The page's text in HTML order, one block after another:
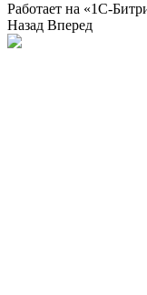
Работает на «1С-
Назад Вперед